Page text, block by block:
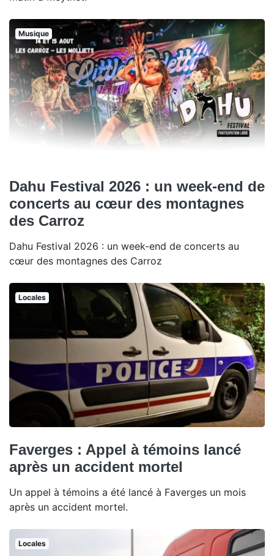
Musique
Dahu Festival 2026 : un week-end de
concerts au cœur des montagnes
des Carroz
Dahu Festival 2026 : un week-end de concerts au
cœur des montagnes des Carroz
Locales
Faverges : Appel à témoins lancé
après un accident mortel
Un appel à témoins a été lancé à Faverges un mois
après un accident mortel.
Locales